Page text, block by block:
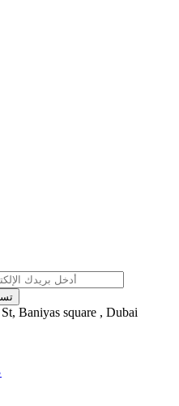
Baniyas square , Dubai